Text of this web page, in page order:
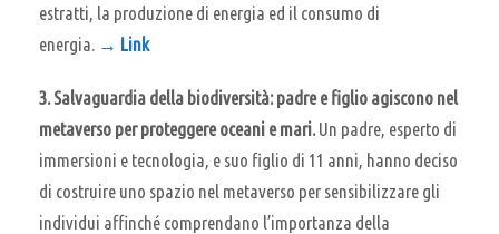
estratti, la produzione di energia ed il consumo di
energia. → Link
3. Salvaguardia della biodiversità: padre e figlio agiscono nel
metaverso per proteggere oceani e mari.Un padre, esperto di
immersioni e tecnologia, e suo figlio di 11 anni, hanno deciso
di costruire uno spazio nel metaverso per sensibilizzare gli
individui affinché comprendano l’importanza della